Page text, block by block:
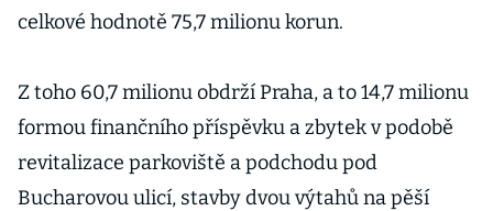
celkové hodnotě 75,7 milionu korun.
Z toho 60,7 milionu obdrží Praha, a to 14,7 milionu
formou finančního příspěvku a zbytek v podobě
revitalizace parkoviště a podchodu pod
Bucharovou ulicí, stavby dvou výtahů na pěší